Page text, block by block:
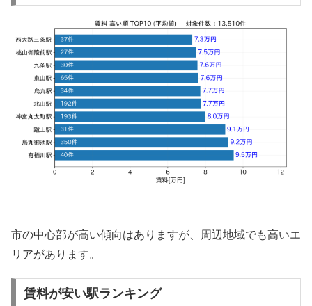
市の中心部が高い傾向はありますが、周辺地域でも高いエ
リアがあります。
賃料が安い駅ランキング